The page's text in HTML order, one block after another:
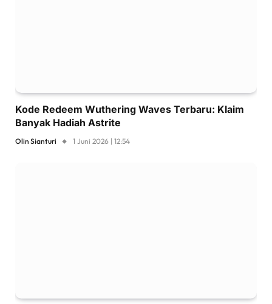
Kode Redeem Wuthering Waves Terbaru: Klaim
Banyak Hadiah Astrite
Olin Sianturi 1 Juni 2026 | 12:54